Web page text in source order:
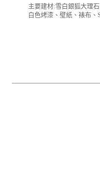
主要建材:雪白銀狐大理
白色烤漆、壁紙、裱布、